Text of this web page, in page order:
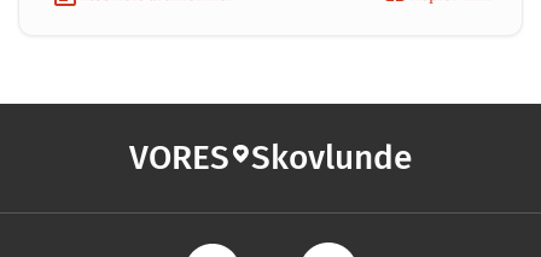
VORES Skovlunde